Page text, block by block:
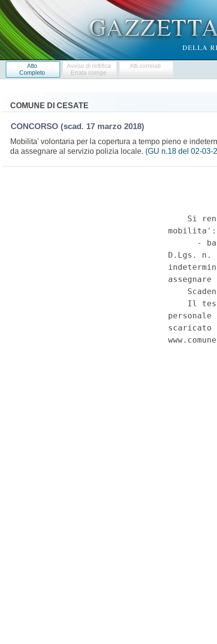
Atto
Completo
Avviso di rettifica
Errata corrige
Atti correlati
COMUNE DI CESATE
CONCORSO (scad. 17 marzo 2018)
Mobilita' volontaria per la copertura a tempo pieno e
da assegnare al servizio polizia locale. (GU n.18 del 02-03-